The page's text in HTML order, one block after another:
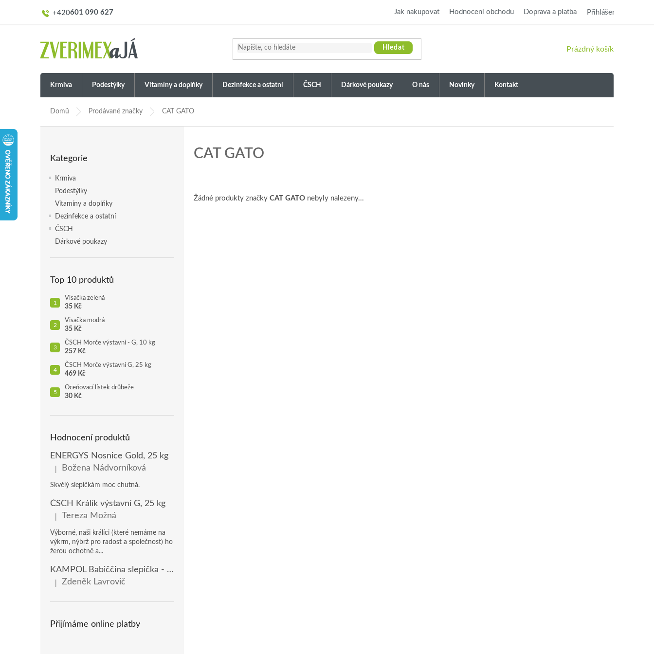
601 090 627 Jak nakupovat Hodnocení obchodu Doprava a platba Přihlášení
Hledat
NÁKUPNÍ
Prázdný košík
Krmiva Podestýlky Vitamíny a doplňky Dezinfekce a ostatní ČSCH Dárkové poukazy O nás Novinky Kontakt
Domů Prodávané značky CAT GATO
kategorie
Kategorie
Krmiva
Podestýlky
Vitamíny a doplňky
Dezinfekce a ostatní
ČSCH
Dárkové poukazy
Top 10 produktů
Visačka zelená
35 Kč
Visačka modrá
35 Kč
ČSCH Morče výstavní - G, 10 kg
257 Kč
ČSCH Morče výstavní G, 25 kg
469 Kč
Oceňovací lístek drůbeže
30 Kč
Hodnocení produktů
ENERGYS Nosnice Gold, 25 kg
Hodnocení produktu je 5 z 5 hvězdiček.
Božena Nádvorníková
Skvělý slepičkám moc chutná.
ČSCH Králík výstavní G, 25 kg
Hodnocení produktu je 5 z 5 hvězdiček.
Tereza Možná
Výborné, naši králíci (které nemáme na
výkrm, nýbrž pro radost a společnost) ho
žerou ochotně a...
KAMPOL Babiččina slepička - domácí nosnice(KB), 20 kg
Hodnocení produktu je 5 z 5 hvězdiček.
Zdeněk Lavrovič
Přijímáme online platby
CAT GATO
Žádné produkty značky CAT GATO nebyly nalezeny...